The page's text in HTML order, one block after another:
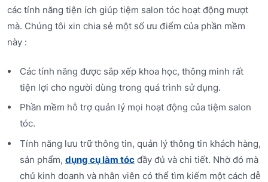
các tính năng tiện ích giúp tiệm salon tóc hoạt động mượt
mà. Chúng tôi xin chia sẻ một số ưu điểm của phần mềm
này :
Các tính năng được sắp xếp khoa học, thông minh rất
tiện lợi cho người dùng trong quá trình sử dụng.
Phần mềm hỗ trợ quản lý mọi hoạt động của tiệm salon
tóc.
Tính năng lưu trữ thông tin, quản lý thông tin khách hàng,
sản phẩm, dụng cụ làm tócđầy đủ và chi tiết. Nhờ đó mà
chủ kinh doanh và nhân viên có thể tìm kiếm một cách dễ